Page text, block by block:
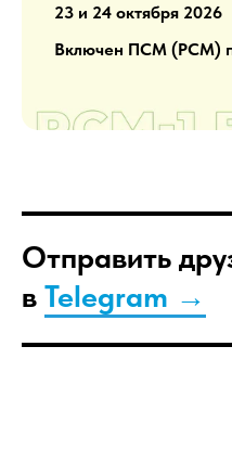
23 и 24 октября 2026
Включен ПСМ (PCM)
Отправить
в Telegram →